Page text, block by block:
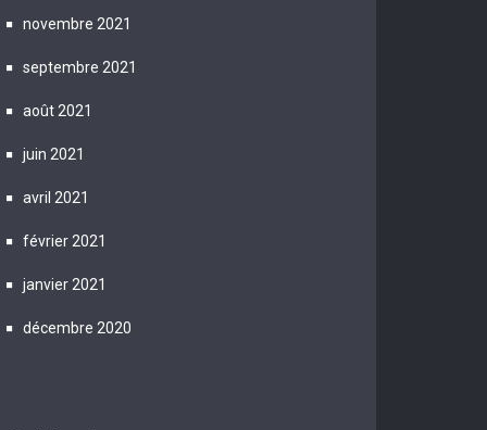
novembre 2021
septembre 2021
août 2021
juin 2021
avril 2021
février 2021
janvier 2021
décembre 2020